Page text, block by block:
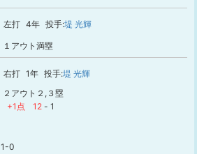
左打 4年 投手:堤 光輝
１アウト満塁
右打 1年 投手:堤 光輝
２アウト２,３塁
+1点
12 - 1
1-0